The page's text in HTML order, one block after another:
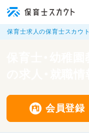
保育士求人の保育士スカウト
会員登録